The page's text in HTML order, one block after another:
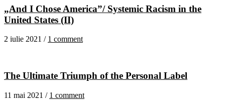
„And I Chose America”/ Systemic Racism in the
United States (II)
2 iulie 2021 / 1 comment
The Ultimate Triumph of the Personal Label
11 mai 2021 / 1 comment